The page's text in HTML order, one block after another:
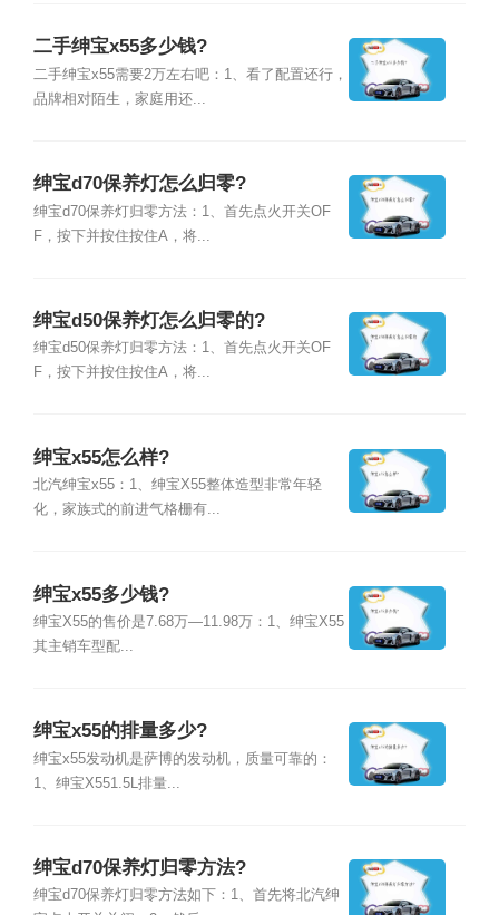
二手绅宝x55多少钱?
二手绅宝x55需要2万左右吧：1、看了配置还行，
品牌相对陌生，家庭用还...
绅宝d70保养灯怎么归零?
绅宝d70保养灯归零方法：1、首先点火开关OF
F，按下并按住按住A，将...
绅宝d50保养灯怎么归零的?
绅宝d50保养灯归零方法：1、首先点火开关OF
F，按下并按住按住A，将...
绅宝x55怎么样?
北汽绅宝x55：1、绅宝X55整体造型非常年轻
化，家族式的前进气格栅有...
绅宝x55多少钱?
绅宝X55的售价是7.68万—11.98万：1、绅宝X55
其主销车型配...
绅宝x55的排量多少?
绅宝x55发动机是萨博的发动机，质量可靠的：
1、绅宝X551.5L排量...
绅宝d70保养灯归零方法?
绅宝d70保养灯归零方法如下：1、首先将北汽绅